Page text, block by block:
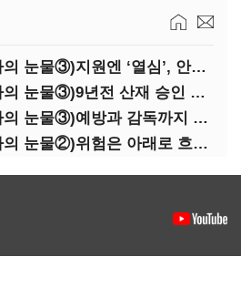
(반도체 하청노동자의 눈물③)지원엔 ‘열심’, 안전엔 ‘무심’
(반도체 하청노동자의 눈물③)9년전 산재 승인 간소화 제도…현장선 ‘문턱’ 여전
(반도체 하청노동자의 눈물③)예방과 감독까지 기업 책임
(반도체 하청노동자의 눈물②)위험은 아래로 흐른다